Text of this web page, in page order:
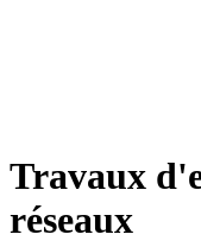
Travaux
réseaux